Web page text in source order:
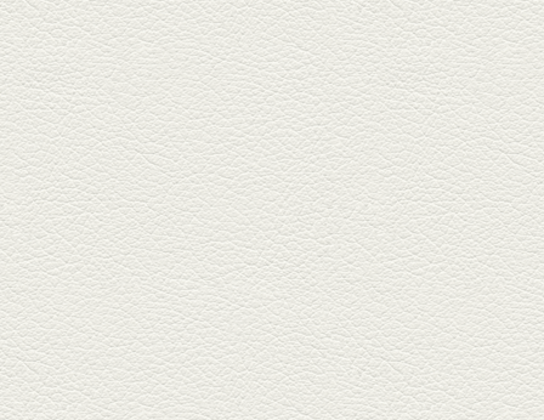
北区麻生田の人気店『多酒多菜
満月』へ。『しろ』水割で乾
杯！出...
2025年9月5日放送
あくまのポテサラ＆変わ
り天ぷら盛り合わせ
武蔵小路の「たぬきと銀杏」で
自慢の「変わり天ぷら」を
「KAORU」...
2025年8月15日放送
お刺身盛り合わせ＆干物
盛りの七輪焼き
酒場通りの「食楽みかげ」は、
オーナーこだわりの魚料理が味
わえ...
2025年7月25日放送